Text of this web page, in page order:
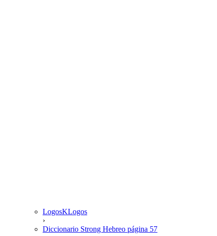
LogosKLogos
›
Diccionario Strong Hebreo página 57